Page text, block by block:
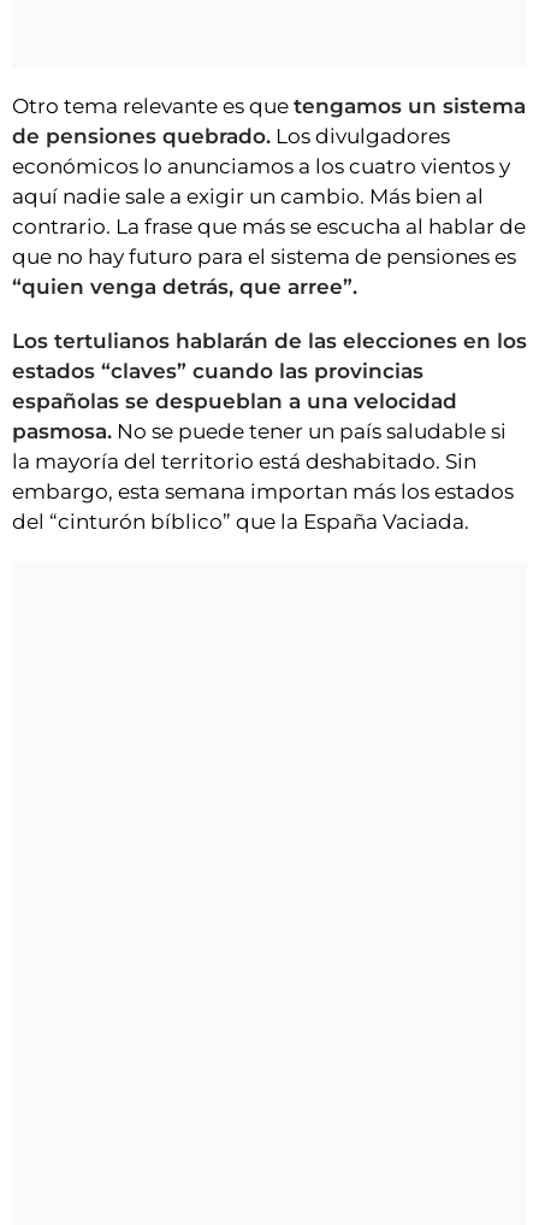
Otro tema relevante es que tengamos un sistema
de pensiones quebrado. Los divulgadores
económicos lo anunciamos a los cuatro vientos y
aquí nadie sale a exigir un cambio. Más bien al
contrario. La frase que más se escucha al hablar de
que no hay futuro para el sistema de pensiones es
“quien venga detrás, que arree”.
Los tertulianos hablarán de las elecciones en los
estados “claves” cuando las provincias
españolas se despueblan a una velocidad
pasmosa. No se puede tener un país saludable si
la mayoría del territorio está deshabitado. Sin
embargo, esta semana importan más los estados
del “cinturón bíblico” que la España Vaciada.